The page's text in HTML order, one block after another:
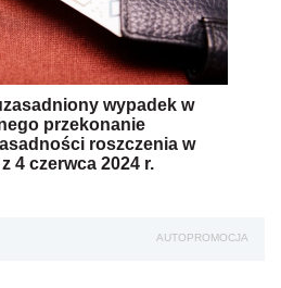
wypadek w
przekonanie
roszczenia w
4 czerwca 2024 r.
AUTOPROMOCJA